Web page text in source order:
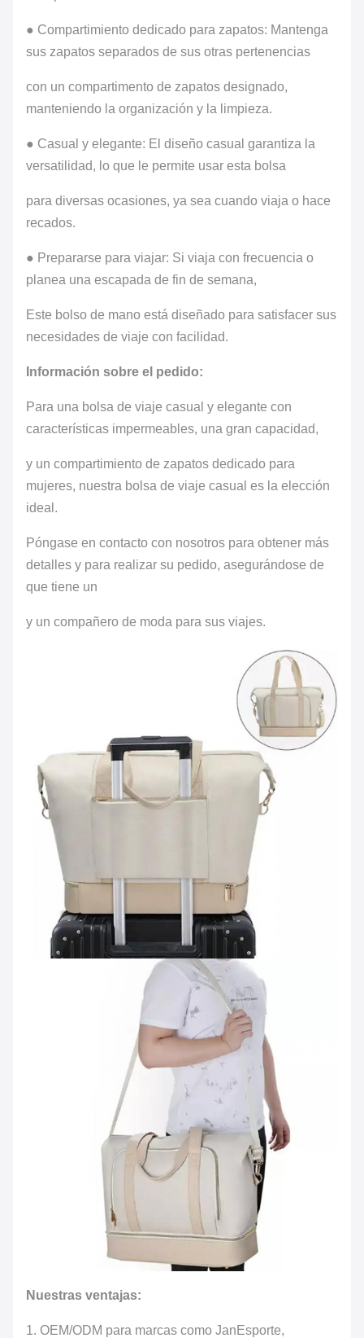
● Compartimiento dedicado para zapatos: Mantenga
sus zapatos separados de sus otras pertenencias
con un compartimento de zapatos designado,
manteniendo la organización y la limpieza.
● Casual y elegante: El diseño casual garantiza la
versatilidad, lo que le permite usar esta bolsa
para diversas ocasiones, ya sea cuando viaja o hace
recados.
● Prepararse para viajar: Si viaja con frecuencia o
planea una escapada de fin de semana,
Este bolso de mano está diseñado para satisfacer sus
necesidades de viaje con facilidad.
Información sobre el pedido:
Para una bolsa de viaje casual y elegante con
características impermeables, una gran capacidad,
y un compartimiento de zapatos dedicado para
mujeres, nuestra bolsa de viaje casual es la elección
ideal.
Póngase en contacto con nosotros para obtener más
detalles y para realizar su pedido, asegurándose de
que tiene un
y un compañero de moda para sus viajes.
Nuestras ventajas:
1. OEM/ODM para marcas como Jan Esporte,